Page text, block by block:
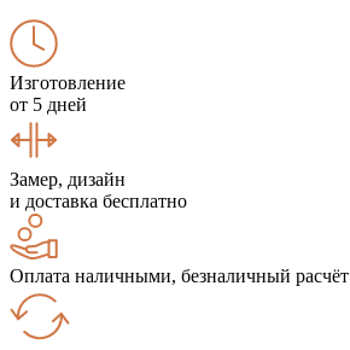
Изготовление
от 5 дней
Замер, дизайн
и доставка бесплатно
Оплата наличными, безналичный расчёт